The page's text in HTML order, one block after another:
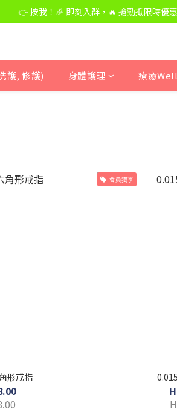
👉 按我！🎉 即刻入群，🔥 搶勁抵限時優
👉 按我！🎉 即刻入群，🔥 搶勁抵限時優
👉 按我！🎉 即刻入群，🔥 搶勁抵限時優
護, 修護) 身體護理 療癒
形戒指
會員獨享